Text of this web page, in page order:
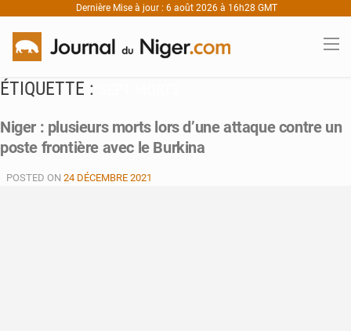
Dernière Mise à jour : 6 août 2026 à 16h28 GMT
ÉTIQUETTE :
Niger : plusieurs morts lors d’une attaque contre un
poste frontière avec le Burkina
POSTED ON 24 DÉCEMBRE 2021